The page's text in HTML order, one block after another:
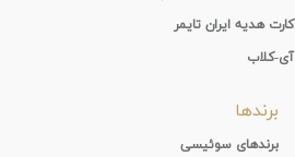
کارت هدیه ایران تایمر
آی-کلاب
برندها
برندهای سوئیسی